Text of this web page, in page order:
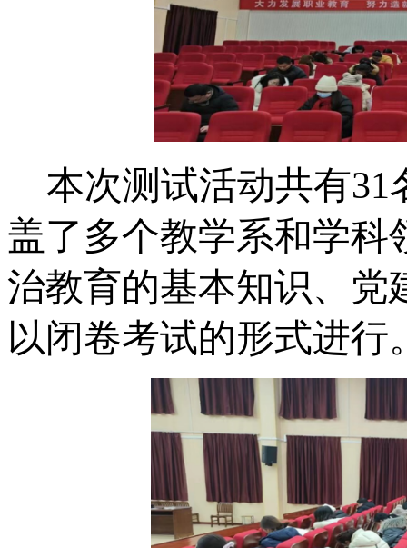
本次测试活动共有31
盖了多个教学系和学科
治教育的基本知识、党
以闭卷考试的形式进行